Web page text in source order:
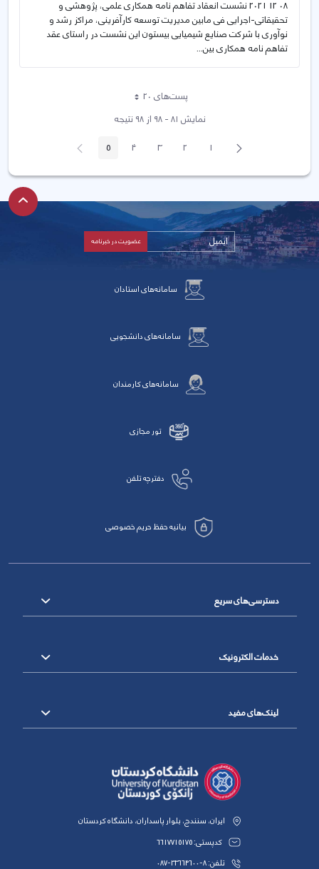
08 12 2021 نشست انعقاد تفاهم نامه همکاری علمی، پژوهشی و
تحقیقاتی-اجرایی فی مابین مدیریت توسعه کارآفرینی، مراکز رشد و
نوآوری با شرکت صنایع شیمیایی بیستون این نشست در راستای عقد
تفاهم نامه همکاری بین...
پست‌‌های 20هر صفحه
نمایش ۸۱ - ۹۸ از ۹۸ نتیجه
پیغام
قبلی صفحه1 صفحه2 صفحه3 صفحه4 صفحه5 صفحه
بعد
سامانه‌های استادان
سامانه‌های دانشجویی
سامانه‌های کارمندان
تور مجازی
دفترچه تلفن
بیانیه حفظ حریم خصوصی
دسترسی‌های سریع
خدمات الکترونیک
لینک‌های مفید
ایران، سنندج، بلوار پاسداران، دانشگاه کردستان
کدپستی: 6617715175
تلفن: 8-33664600-087